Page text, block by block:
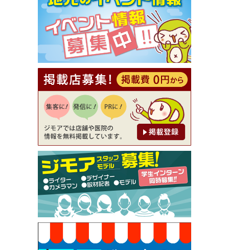
【ジモア限定①】初回割引 特価 VIO脱毛11,000円
⇒8,800円（メンズ専門ワックス脱毛サロン Mickle
（ミックル））
[有効期限]2026年9月30日
【ジモア読者特典2】コース 3,500円→3,000円（料
理5品+2時間飲み放題）（創作イタリアン Pia Cu
ore（ピアクオーレ））
[有効期限]2026年9月30日
【ジモア読者特典1】料理全品20％OFF ※18時以
降（創作イタリアン Pia Cuore（ピアクオーレ））
[有効期限]2026年9月30日
【ジモア限定②】初回割引 特価 鼻毛脱毛 半額 2,2
00円⇒1,100円（メンズ専門ワックス脱毛サロン Mi
ckle（ミックル））
[有効期限]2026年9月30日
【ジモア限定特典①】まつ毛カール 3,850円→ 2,7
50円（Premiere（プルミエール））
[有効期限]2026年9月30日
焼き餃子 一皿サービス（餃子酒場たっちゃん 西
早稲田店）
[有効期限]2026年9月30日